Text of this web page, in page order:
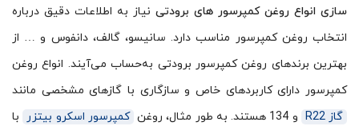
سازی انواع روغن کمپرسور های برودتی نیاز به اطلاعات دقیق درباره
انتخاب روغن کمپرسور مناسب دارد. سانیسو، گالف، دانفوس و … از
بهترین برندهای روغن کمپرسور برودتی به‌حساب می‌آیند. انواع روغن
کمپرسور دارای کاربردهای خاص و سازگاری با گازهای مشخصی مانند
گاز R22
و 134 هستند. به طور مثال، روغن کمپرسور اسکرو بیتزر
با